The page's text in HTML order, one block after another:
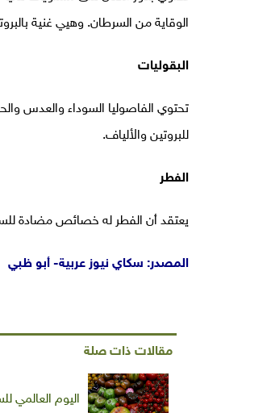
الوقاية من السرطان. وهيي غنية
البقوليات
تحتوي الفاصوليا السوداء والعدس
للبروتين والألياف.
الفطر
يعتقد أن الفطر له خصائص مضادة
المصدر: سكاي نيوز عربية- أبو ظبي
مقالات ذات صلة
اليوم العالمي للسرطان: 9 أطعمة قد